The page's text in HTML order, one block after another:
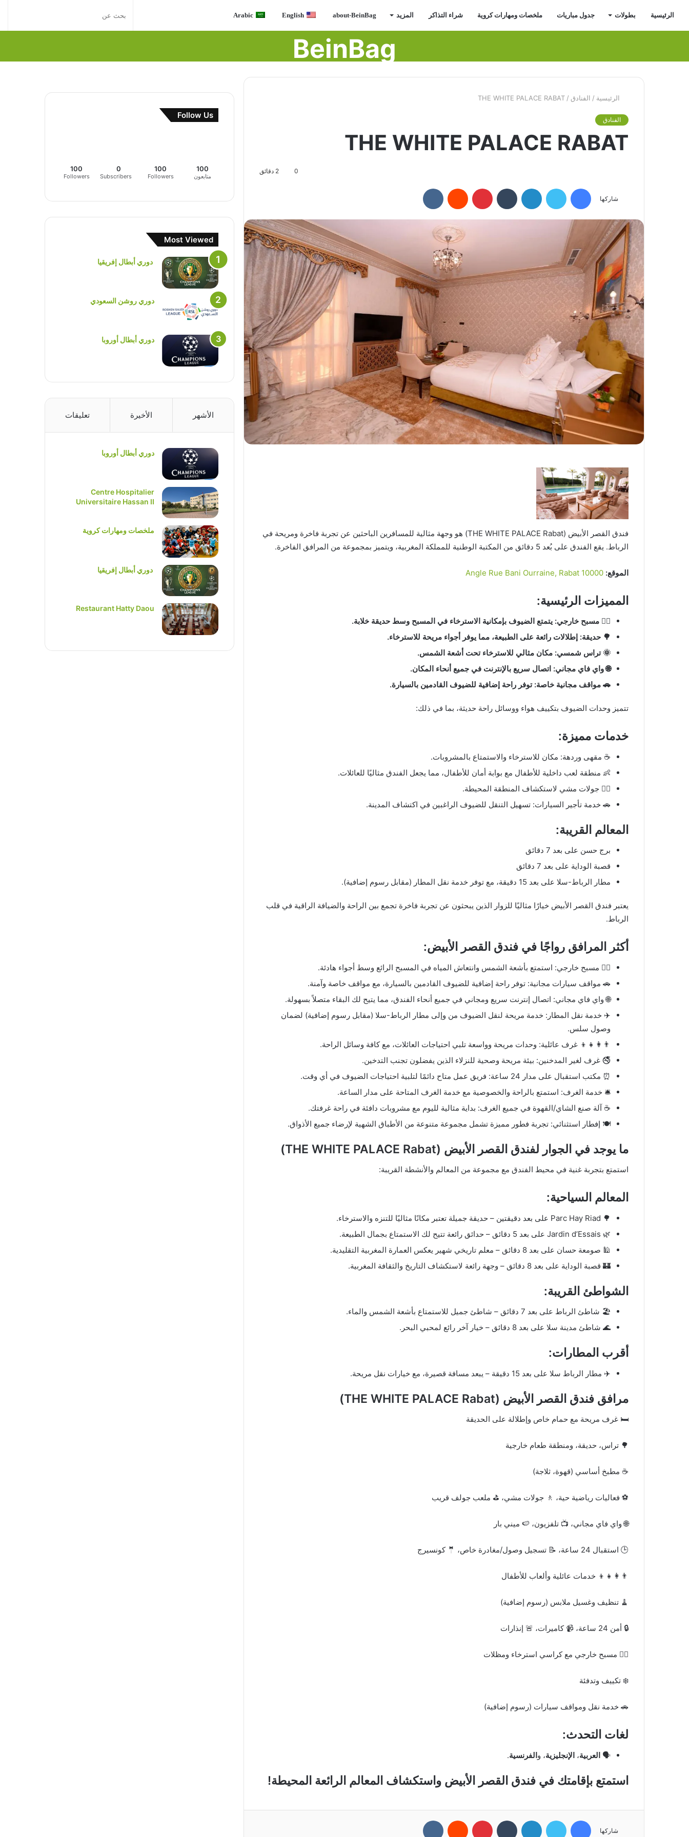
الرئيسية بطولات جدول مباريات ملخصات ومهارات كروية شراء التذاكر المزيد about-BeinBag
English
Arabic إضافة
BeinBag
الرئيسية / الفنادق /
THE WHITE PALACE RABAT
الفنادق
THE WHITE PALACE RABAT
0
شاركها
فيسبوك تويتر لينكدإن بينتيريست
فندق القصر الأبيض (THE WHITE PALACE Rabat) هو وجهة مثالية للمسافرين الباحثين عن تجربة فاخرة ومريحة في
الرباط. يقع الفندق على بُعد 5 دقائق من المكتبة الوطنية للمملكة المغربية، ويتميز بمجموعة من المرافق الفاخرة.
الموقع: Angle Rue Bani Ourraine, Rabat 10000
المميزات الرئيسية:
🏊‍♂️ مسبح خارجي: يتمتع الضيوف بإمكانية الاسترخاء في المسبح وسط حديقة خلابة.
🌳 حديقة: إطلالات رائعة على الطبيعة، مما يوفر أجواء مريحة للاسترخاء.
🌞 تراس شمسي: مكان مثالي للاسترخاء تحت أشعة الشمس.
🌐 واي فاي مجاني: اتصال سريع بالإنترنت في جميع أنحاء المكان.
🚗 مواقف مجانية خاصة: توفر راحة إضافية للضيوف القادمين بالسيارة.
تتميز وحدات الضيوف بتكييف هواء ووسائل راحة حديثة، بما في ذلك:
خدمات مميزة:
☕ مقهى وردهة: مكان للاسترخاء والاستمتاع بالمشروبات.
👶 منطقة لعب داخلية للأطفال مع بوابة أمان للأطفال، مما يجعل الفندق مثاليًا للعائلات.
🚶‍♂️ جولات مشي لاستكشاف المنطقة المحيطة.
🚗 خدمة تأجير السيارات: تسهيل التنقل للضيوف الراغبين في اكتشاف المدينة.
المعالم القريبة:
برج حسن على بعد 7 دقائق
قصبة الوداية على بعد 7 دقائق
مطار الرباط-سلا على بعد 15 دقيقة، مع توفر خدمة نقل المطار (مقابل رسوم إضافية).
يعتبر فندق القصر الأبيض خيارًا مثاليًا للزوار الذين يبحثون عن تجربة فاخرة تجمع بين الراحة والضيافة الراقية في قلب
الرباط.
أكثر المرافق رواجًا في فندق القصر الأبيض:
🏊‍♂️ مسبح خارجي: استمتع بأشعة الشمس وانتعاش المياه في المسبح الرائع وسط أجواء هادئة.
🚗 مواقف سيارات مجانية: توفر راحة إضافية للضيوف القادمين بالسيارة، مع مواقف خاصة وآمنة.
🌐 واي فاي مجاني: اتصال إنترنت سريع ومجاني في جميع أنحاء الفندق، مما يتيح لك البقاء متصلاً بسهولة.
✈️ خدمة نقل المطار: خدمة مريحة لنقل الضيوف من وإلى مطار الرباط-سلا (مقابل رسوم إضافية) لضمان
وصول سلس.
👨‍👩‍👧‍👦 غرف عائلية: وحدات مريحة وواسعة تلبي احتياجات العائلات، مع كافة وسائل الراحة.
🚭 غرف لغير المدخنين: بيئة مريحة وصحية للنزلاء الذين يفضلون تجنب التدخين.
⏰ مكتب استقبال على مدار 24 ساعة: فريق عمل متاح دائمًا لتلبية احتياجات الضيوف في أي وقت.
🛎️ خدمة الغرف: استمتع بالراحة والخصوصية مع خدمة الغرف المتاحة على مدار الساعة.
☕ آلة صنع الشاي/القهوة في جميع الغرف: بداية مثالية لليوم مع مشروبات دافئة في راحة غرفتك.
🍽️ إفطار استثنائي: تجربة فطور مميزة تشمل مجموعة متنوعة من الأطباق الشهية لإرضاء جميع الأذواق.
ما يوجد في الجوار لفندق القصر الأبيض (THE WHITE PALACE Rabat)
استمتع بتجربة غنية في محيط الفندق مع مجموعة من المعالم والأنشطة القريبة:
المعالم السياحية:
🌳 Parc Hay Riad على بعد دقيقتين – حديقة جميلة تعتبر مكانًا مثاليًا للتنزه والاسترخاء.
🌿 Jardin d’Essais على بعد 5 دقائق – حدائق رائعة تتيح لك الاستمتاع بجمال الطبيعة.
🕌 صومعة حسان على بعد 8 دقائق – معلم تاريخي شهير يعكس العمارة المغربية التقليدية.
🏰 قصبة الوداية على بعد 8 دقائق – وجهة رائعة لاستكشاف التاريخ والثقافة المغربية.
الشواطئ القريبة:
🏖️ شاطئ الرباط على بعد 7 دقائق – شاطئ جميل للاستمتاع بأشعة الشمس والماء.
🌊 شاطئ مدينة سلا على بعد 8 دقائق – خيار آخر رائع لمحبي البحر.
أقرب المطارات:
✈️ مطار الرباط سلا على بعد 15 دقيقة – يبعد مسافة قصيرة، مع خيارات نقل مريحة.
مرافق فندق القصر الأبيض (THE WHITE PALACE Rabat)
🛏️ غرف مريحة مع حمام خاص وإطلالة على الحديقة
🌳 تراس، حديقة، ومنطقة طعام خارجية
☕ مطبخ أساسي (قهوة، ثلاجة)
⚽ فعاليات رياضية حية، 🚶 جولات مشي، ⛳ ملعب جولف قريب
🌐 واي فاي مجاني، 📺 تلفزيون، 🍉 ميني بار
🕒 استقبال 24 ساعة، 📝 تسجيل وصول/مغادرة خاص، 🤵 كونسيرج
👨‍👩‍👧‍👦 خدمات عائلية وألعاب للأطفال
🧹 تنظيف وغسيل ملابس (رسوم إضافية)
🔒 أمن 24 ساعة، 📹 كاميرات، 🚨 إنذارات
🏊‍♂️ مسبح خارجي مع كراسي استرخاء ومظلات
❄️ تكييف وتدفئة
🚗 خدمة نقل ومواقف سيارات (رسوم إضافية)
لغات التحدث:
🗣️ العربية، الإنجليزية، والفرنسية.
استمتع بإقامتك في فندق القصر الأبيض واستكشاف المعالم الرائعة المحيطة!
شاركها
فيسبوك تويتر لينكدإن بينتيريست
Follow Us
100
متابعون
100
Followers
0
Subscribers
100
Followers
Most Viewed
دوري أبطال إفريقيا
دوري روشن السعودي
دوري أبطال أوروبا
الأشهر الأخيرة تعليقات
دوري أبطال أوروبا
Centre Hospitalier
Universitaire Hassan II
ملخصات ومهارات كروية
دوري أبطال إفريقيا
Restaurant Hatty Daou